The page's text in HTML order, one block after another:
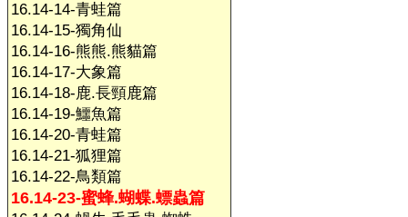
16.14-14-青蛙篇
16.14-15-獨角仙
16.14-16-熊熊.熊貓篇
16.14-17-大象篇
16.14-18-鹿.長頸鹿篇
16.14-19-鱷魚篇
16.14-20-青蛙篇
16.14-21-狐狸篇
16.14-22-鳥類篇
16.14-23-蜜蜂.蝴蝶.螵蟲篇